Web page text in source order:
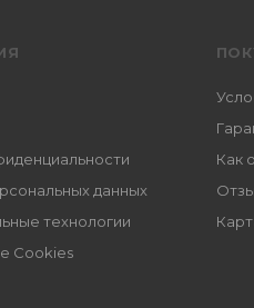
данных
технологии
Cookies
Как